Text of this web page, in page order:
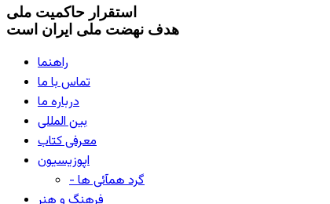
استقرار حاکميت ملی
هدف نهضت ملی ایران است
راهنما
تماس با ما
درباره ما
بین المللی
معرفی کتاب
اپوزیسیون
- گرد همآئی ها